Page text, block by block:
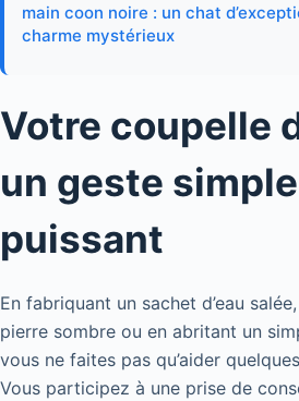
main coon noire : un chat
charme mystérieux
Votre coupelle
un geste
puissant
En fabriquant un sachet d’eau
pierre sombre ou en abritant un
vous ne faites pas qu’aider
Vous participez à une prise de